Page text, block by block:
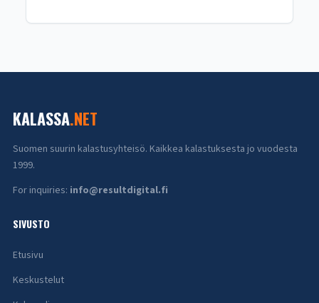
KALASSA.NET
Suomen suurin kalastusyhteisö. Kaikkea kalastuksesta jo vuodesta
1999.
For inquiries: info@resultdigital.fi
SIVUSTO
Etusivu
Keskustelut